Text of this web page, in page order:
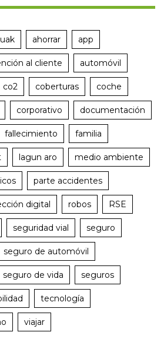
ahorrar app
al cliente automóvil
co2 coberturas coche
corporativo documentación
fallecimiento familia
lagun aro medio ambiente
parte accidentes
digital robos RSE
seguridad vial seguro
seguro de automóvil
seguro de vida seguros
tecnología
viajar